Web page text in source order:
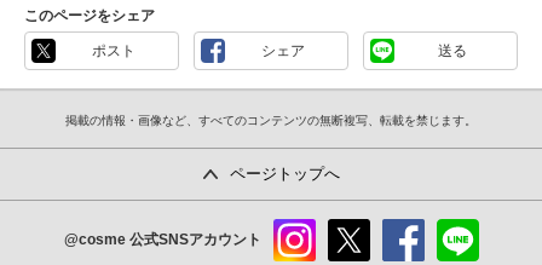
このページをシェア
ポスト シェア 送る
掲載の情報・画像など、すべてのコンテンツの無断複写、転載を禁じます。
ページトップへ
@cosme 公式SNSアカウント